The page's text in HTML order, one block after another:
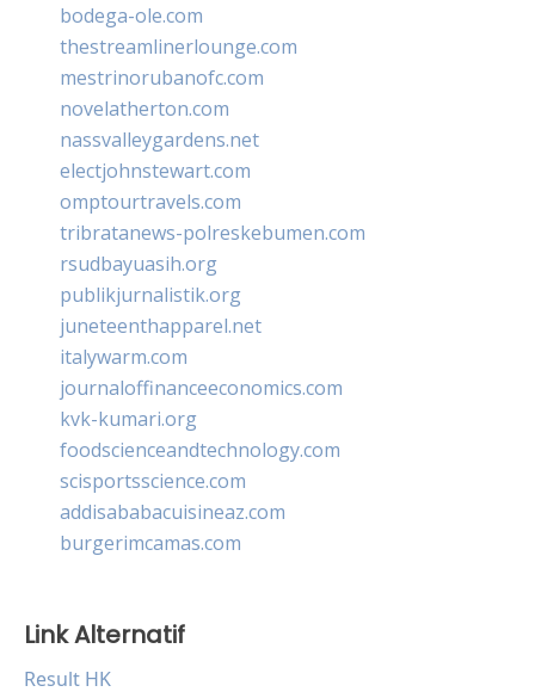
bodega-ole.com
thestreamlinerlounge.com
mestrinorubanofc.com
novelatherton.com
nassvalleygardens.net
electjohnstewart.com
omptourtravels.com
tribratanews-polreskebumen.com
rsudbayuasih.org
publikjurnalistik.org
juneteenthapparel.net
italywarm.com
journaloffinanceeconomics.com
kvk-kumari.org
foodscienceandtechnology.com
scisportsscience.com
addisababacuisineaz.com
burgerimcamas.com
Link Alternatif
Result HK